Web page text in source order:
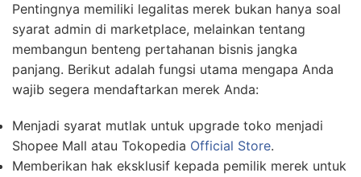
Pentingnya memiliki legalitas merek bukan hanya soal
syarat admin di marketplace, melainkan tentang
membangun benteng pertahanan bisnis jangka
panjang. Berikut adalah fungsi utama mengapa Anda
wajib segera mendaftarkan merek Anda:
Menjadi syarat mutlak untuk upgrade toko menjadi
Shopee Mall atau Tokopedia Official Store.
Memberikan hak eksklusif kepada pemilik merek untuk